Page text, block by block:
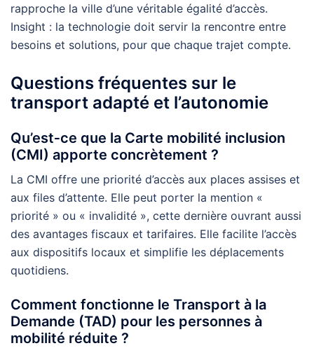
rapproche la ville d’une véritable égalité d’accès.
Insight : la technologie doit servir la rencontre entre
besoins et solutions, pour que chaque trajet compte.
Questions fréquentes sur le
transport adapté et l’autonomie
Qu’est‑ce que la Carte mobilité inclusion
(CMI) apporte concrètement ?
La CMI offre une priorité d’accès aux places assises et
aux files d’attente. Elle peut porter la mention «
priorité » ou « invalidité », cette dernière ouvrant aussi
des avantages fiscaux et tarifaires. Elle facilite l’accès
aux dispositifs locaux et simplifie les déplacements
quotidiens.
Comment fonctionne le Transport à la
Demande (TAD) pour les personnes à
mobilité réduite ?